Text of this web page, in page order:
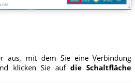
aus, mit dem Sie eine Verbindung
klicken Sie aufdie Schaltfläche